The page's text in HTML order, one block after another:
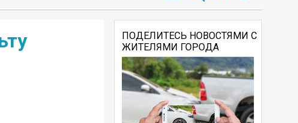
ПОДЕЛИТЕСЬ НОВОСТЯМИ С
ЖИТЕЛЯМИ ГОРОДА